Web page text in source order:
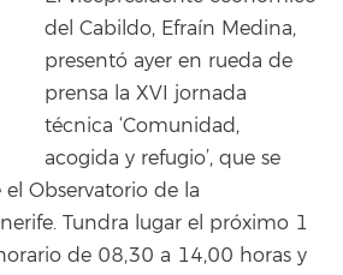
del Cabildo, Efraín Medina,
presentó ayer en rueda de
prensa la XVI jornada
técnica ‘Comunidad,
acogida y refugio’, que se
Observatorio de la
Tundra lugar el próximo 1
de 08,30 a 14,00 horas y